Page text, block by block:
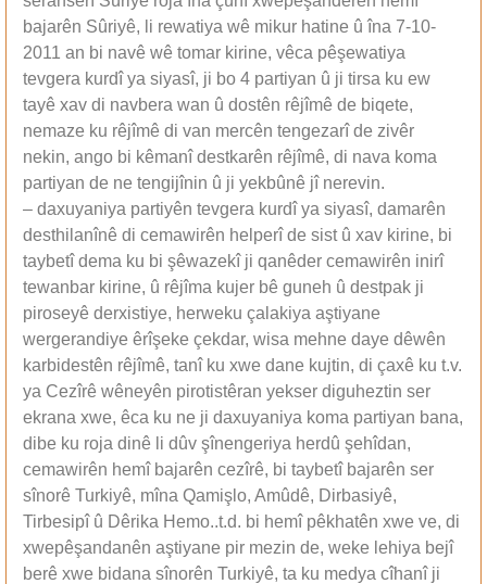
bajarên Sûriyê, li rewatiya wê mikur hatine û îna 7-10-
2011 an bi navê wê tomar kirine, vêca pêşewatiya
tevgera kurdî ya siyasî, ji bo 4 partiyan û ji tirsa ku ew
tayê xav di navbera wan û dostên rêjîmê de biqete,
nemaze ku rêjîmê di van mercên tengezarî de zivêr
nekin, ango bi kêmanî destkarên rêjîmê, di nava koma
partiyan de ne tengijînin û ji yekbûnê jî nerevin.
– daxuyaniya partiyên tevgera kurdî ya siyasî, damarên
desthilanînê di cemawirên helperî de sist û xav kirine, bi
taybetî dema ku bi şêwazekî ji qanêder cemawirên inirî
tewanbar kirine, û rêjîma kujer bê guneh û destpak ji
piroseyê derxistiye, herweku çalakiya aştiyane
wergerandiye êrîşeke çekdar, wisa mehne daye dêwên
karbidestên rêjîmê, tanî ku xwe dane kujtin, di çaxê ku t.v.
ya Cezîrê wêneyên pirotistêran yekser diguheztin ser
ekrana xwe, êca ku ne ji daxuyaniya koma partiyan bana,
dibe ku roja dinê li dûv şînengeriya herdû şehîdan,
cemawirên hemî bajarên cezîrê, bi taybetî bajarên ser
sînorê Turkiyê, mîna Qamişlo, Amûdê, Dirbasiyê,
Tirbesipî û Dêrika Hemo..t.d. bi hemî pêkhatên xwe ve, di
xwepêşandanên aştiyane pir mezin de, weke lehiya bejî
berê xwe bidana sînorên Turkiyê, ta ku medya cîhanî ji